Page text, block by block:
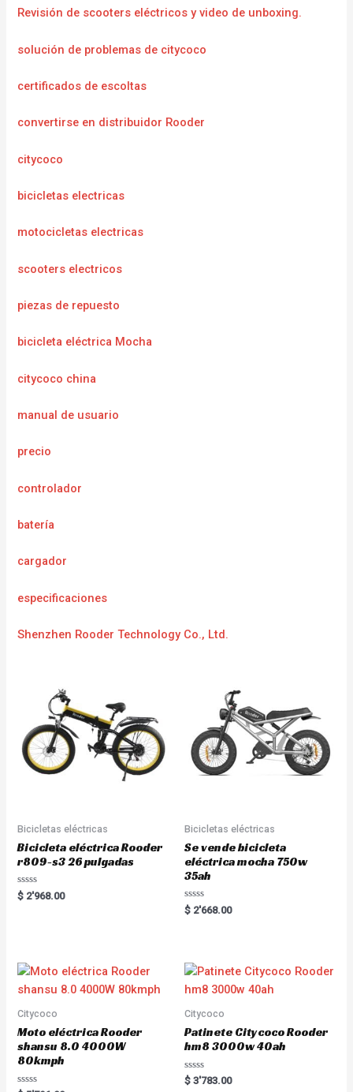
Revisión de scooters eléctricos y video de unboxing.
solución de problemas de citycoco
certificados de escoltas
convertirse en distribuidor Rooder
citycoco
bicicletas electricas
motocicletas electricas
scooters electricos
piezas de repuesto
bicicleta eléctrica Mocha
citycoco china
manual de usuario
precio
controlador
batería
cargador
especificaciones
Shenzhen Rooder Technology Co., Ltd.
Bicicletas eléctricas
Bicicleta eléctrica Rooder
r809-s3 26 pulgadas
R
a
u
t
f
$ 2'968.00
Bicicletas eléctricas
Se vende bicicleta
eléctrica mocha 750w
35ah
R
a
o
u
t
o
5
$ 2'668.00
Citycoco
Moto eléctrica Rooder
shansu 8.0 4000W
80kmph
Citycoco
Patinete Citycoco Rooder
hm8 3000w 40ah
R
a
$ 3'783.00